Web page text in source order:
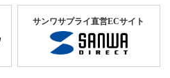
サンワサプライ直営ECサイト